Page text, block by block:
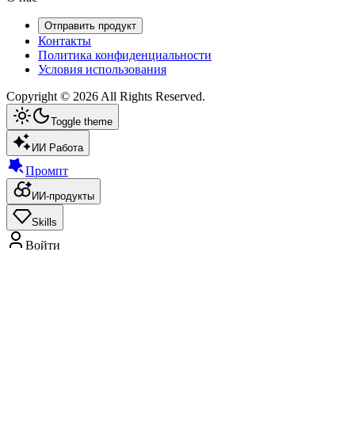
Отправить продукт
Контакты
Политика конфиденциальности
Условия использования
Copyright © 2026 All Rights Reserved.
Toggle theme
ИИ Работа
Промпт
ИИ-продукты
Skills
Войти